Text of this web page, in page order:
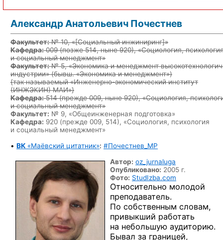
Александр Анатольевич Почестнев
Факультет:№ 10, «[Социальный инжиниринг]»
Кафедра:009(позже 514, ныне 920), «Социология,
и социальный менеджмент»
Факультет:№ 5, «Экономика и менеджмент
индустрии» (бывш. «Экономика и менеджмент»)
{так называемый «Инженерно-экономический институт
(ИНЖЭКИН) МАИ»}
Кафедра:514(прежде 009, ныне 920), «Социология,
и социальный менеджмент»
Факультет: № 9, «Общеинженерная подготовка»
Кафедра: 920 (прежде 009, 514), «Социология, психология
и социальный менеджмент»
• ВК «Маёвский цитатник»: #Почестнев_MP
Автор: oz_jurnaluga
Опубликовано: 2005 г.
Фото: StudIzba.com
Относительно молодой
преподаватель.
По собственным словам,
привыкший работать
на небольшую аудиторию.
Бывал за границей,